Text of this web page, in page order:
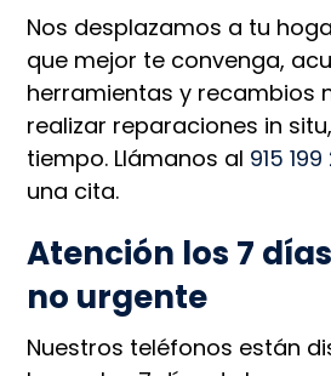
Nos desplazamos a tu
que mejor te convenga,
herramientas y recambios
realizar reparaciones in
tiempo. Llámanos al 915
una cita.
Atención los 7
no urgente
Nuestros teléfonos están